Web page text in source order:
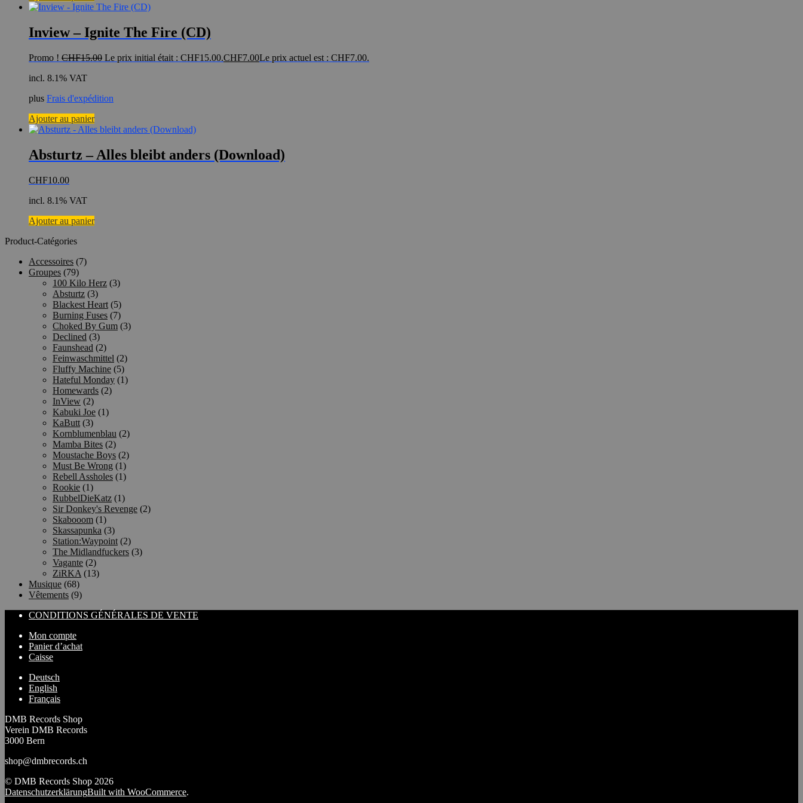
Inview – Ignite The Fire (CD)
Promo ! CHF15.00 Le prix initial était : CHF15.00.CHF7.00Le prix actuel est : CHF7.00.
incl. 8.1% VAT
plus Frais d'expédition
Ajouter au panier
Absturtz – Alles bleibt anders (Download)
CHF10.00
incl. 8.1% VAT
Ajouter au panier
Product-Catégories
Accessoires (7)
Groupes (79)
100 Kilo Herz (3)
Absturtz (3)
Blackest Heart (5)
Burning Fuses (7)
Choked By Gum (3)
Declined (3)
Faunshead (2)
Feinwaschmittel (2)
Fluffy Machine (5)
Hateful Monday (1)
Homewards (2)
InView (2)
Kabuki Joe (1)
KaButt (3)
Kornblumenblau (2)
Mamba Bites (2)
Moustache Boys (2)
Must Be Wrong (1)
Rebell Assholes (1)
Rookie (1)
RubbelDieKatz (1)
Sir Donkey's Revenge (2)
Skabooom (1)
Skassapunka (3)
Station:Waypoint (2)
The Midlandfuckers (3)
Vagante (2)
ZiRKA (13)
Musique (68)
Vêtements (9)
CONDITIONS GÉNÉRALES DE VENTE
Mon compte
Panier d’achat
Caisse
Deutsch
English
Français
DMB Records Shop
Verein DMB Records
3000 Bern
shop@dmbrecords.ch
© DMB Records Shop 2026
DatenschutzerklärungBuilt with WooCommerce.